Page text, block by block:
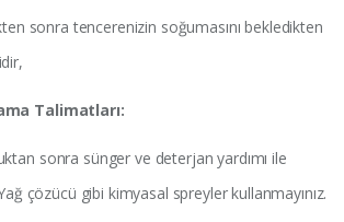
sonra tencerenizin soğumasını bekledikten
Talimatları:
sonra sünger ve deterjan yardımı ile
çözücü gibi kimyasal spreyler kullanmayınız.